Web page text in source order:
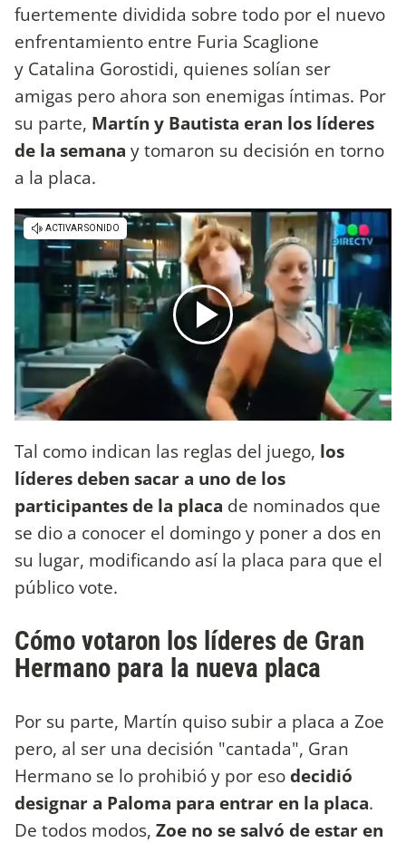
fuertemente dividida sobre todo por el nuevo
enfrentamiento entre Furia Scaglione
y Catalina Gorostidi, quienes solían ser
amigas pero ahora son enemigas íntimas. Por
su parte, Martín y Bautista eran los líderes
de la semana y tomaron su decisión en torno
a la placa.
Tal como indican las reglas del juego, los
líderes deben sacar a uno de los
participantes de la placa de nominados que
se dio a conocer el domingo y poner a dos en
su lugar, modificando así la placa para que el
público vote.
Cómo votaron los líderes de Gran
Hermano para la nueva placa
Por su parte, Martín quiso subir a placa a Zoe
pero, al ser una decisión "cantada", Gran
Hermano se lo prohibió y por esodecidió
designar a Paloma para entrar en la placa.
De todos modos, Zoe no se salvó de estar en